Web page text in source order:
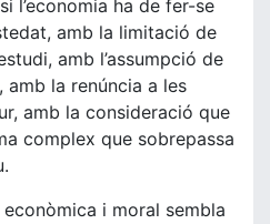
l’economia ha de fer-se
amb la limitació de
amb l’assumpció de
la renúncia a les
amb la consideració que
complex que sobrepassa
i moral sembla